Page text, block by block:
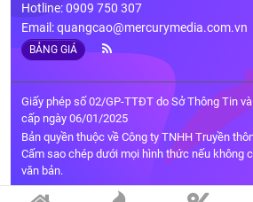
Hotline: 0909 750 307
Email:quangcao@mercurymedia.com.vn
BẢNG GIÁ
Giấy phép số 02/GP-TTĐT do Sở Thông Tin
cấp ngày 06/01/2025
Bản quyền thuộc về Công ty TNHH Truyền
Cấm sao chép dưới mọi hình thức nếu không
văn bản.